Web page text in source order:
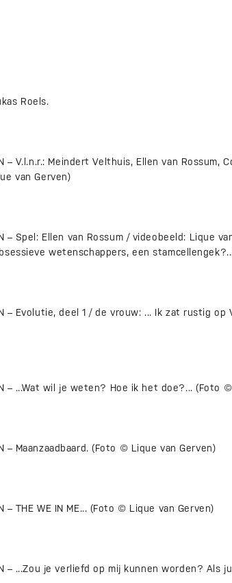
Roels.
– V.l.n.r.: Meindert Velthuis, Ellen van
van Gerven)
– Spel: Ellen van Rossum / videobeeld: Lique
wetenschappers, een
– Evolutie, deel 1 / de vrouw: ... Ik zat rustig
– ...Wat wil je weten? Hoe ik het doe?... (Foto
– Maanzaadbaard. (Foto © Lique van Gerven)
– THE WE IN ME... (Foto © Lique van Gerven)
– ...Zou je verliefd op mij kunnen worden?